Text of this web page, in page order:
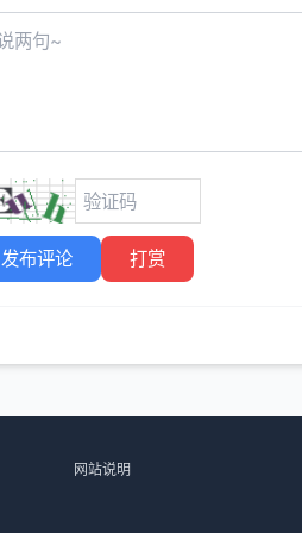
发布评论 打赏
网站说明